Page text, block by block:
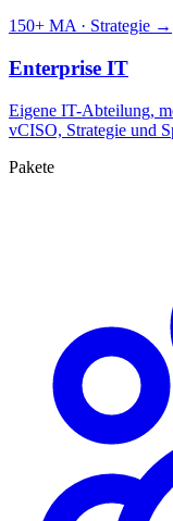
150+ MA · Strategie →
Enterprise IT
Eigene IT-Abteilung,
vCISO, Strategie und
Pakete